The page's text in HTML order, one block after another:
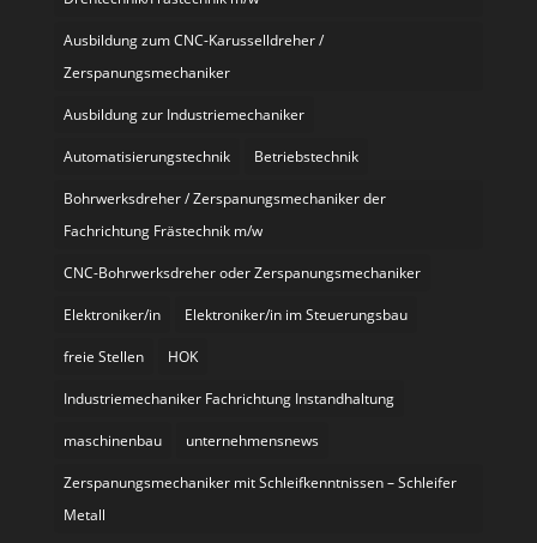
Ausbildung zum CNC-Karusselldreher /
Zerspanungsmechaniker
Ausbildung zur Industriemechaniker
Automatisierungstechnik Betriebstechnik
Bohrwerksdreher / Zerspanungsmechaniker der
Fachrichtung Frästechnik m/w
CNC-Bohrwerksdreher oder Zerspanungsmechaniker
Elektroniker/in Elektroniker/in im Steuerungsbau
freie Stellen HOK
Industriemechaniker Fachrichtung Instandhaltung
maschinenbau unternehmensnews
Zerspanungsmechaniker mit Schleifkenntnissen – Schleifer
Metall